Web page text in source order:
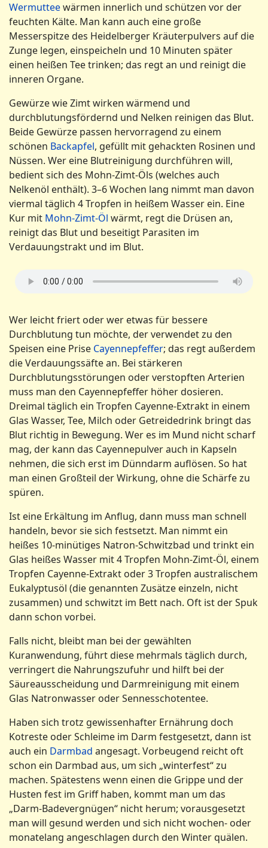
Wermutteewärmen innerlich und schützen vor der
feuchten Kälte. Man kann auch eine große
Messerspitze des Heidelberger Kräuterpulvers auf die
Zunge legen, einspeicheln und 10 Minuten später
einen heißen Tee trinken; das regt an und reinigt die
inneren Organe.
Gewürze wie Zimt wirken wärmend und
durchblutungsfördernd und Nelken reinigen das Blut.
Beide Gewürze passen hervorragend zu einem
schönen Backapfel, gefüllt mit gehackten Rosinen und
Nüssen. Wer eine Blutreinigung durchführen will,
bedient sich des Mohn-Zimt-Öls (welches auch
Nelkenöl enthält). 3–6 Wochen lang nimmt man davon
viermal täglich 4 Tropfen in heißem Wasser ein. Eine
Kur mit Mohn-Zimt-Öl wärmt, regt die Drüsen an,
reinigt das Blut und beseitigt Parasiten im
Verdauungstrakt und im Blut.
Wer leicht friert oder wer etwas für bessere
Durchblutung tun möchte, der verwendet zu den
Speisen eine Prise Cayennepfeffer; das regt außerdem
die Verdauungssäfte an. Bei stärkeren
Durchblutungsstörungen oder verstopften Arterien
muss man den Cayennepfeffer höher dosieren.
Dreimal täglich ein Tropfen Cayenne-Extrakt in einem
Glas Wasser, Tee, Milch oder Getreidedrink bringt das
Blut richtig in Bewegung. Wer es im Mund nicht scharf
mag, der kann das Cayennepulver auch in Kapseln
nehmen, die sich erst im Dünndarm auflösen. So hat
man einen Großteil der Wirkung, ohne die Schärfe zu
spüren.
Ist eine Erkältung im Anflug, dann muss man schnell
handeln, bevor sie sich festsetzt. Man nimmt ein
heißes 10-minütiges Natron-Schwitzbad und trinkt ein
Glas heißes Wasser mit 4 Tropfen Mohn-Zimt-Öl, einem
Tropfen Cayenne-Extrakt oder 3 Tropfen australischem
Eukalyptusöl (die genannten Zusätze einzeln, nicht
zusammen) und schwitzt im Bett nach. Oft ist der Spuk
dann schon vorbei.
Falls nicht, bleibt man bei der gewählten
Kuranwendung, führt diese mehrmals täglich durch,
verringert die Nahrungszufuhr und hilft bei der
Säureausscheidung und Darmreinigung mit einem
Glas Natronwasser oder Sennesschotentee.
Haben sich trotz gewissenhafter Ernährung doch
Kotreste oder Schleime im Darm festgesetzt, dann ist
auch ein Darmbad angesagt. Vorbeugend reicht oft
schon ein Darmbad aus, um sich „winterfest“ zu
machen. Spätestens wenn einen die Grippe und der
Husten fest im Griff haben, kommt man um das
„Darm-Badevergnügen“ nicht herum; vorausgesetzt
man will gesund werden und sich nicht wochen- oder
monatelang angeschlagen durch den Winter quälen.